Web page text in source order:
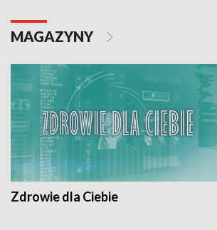
MAGAZYNY
Zdrowie dla Ciebie